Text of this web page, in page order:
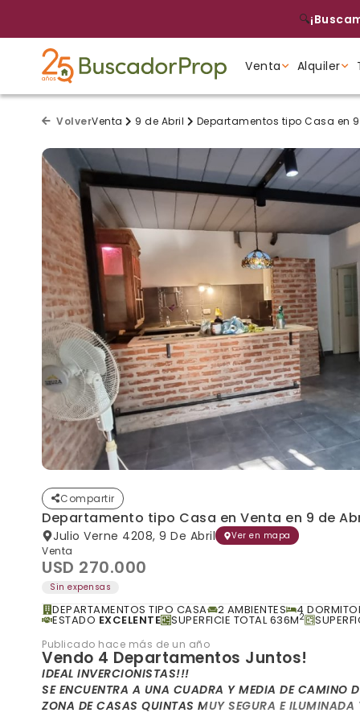
🔍
Venta
Tipo de propiedad
Alquiler
Tipo de propiedad
Tipo de propiedad
VolverVenta 9 de Abril Departamentos tipo Casa en
Compartir
Departamento tipo Casa en Venta en 9 de
Julio Verne 4208, 9 De Abril Ver en mapa
Venta
USD 270.000
Sin expensas
DEPARTAMENTOS TIPO CASA 2 AMBIENTES 4
ESTADO EXCELENTE SUPERFICIE TOTAL 636M2
Publicado hace más de un año
Vendo 4 Departamentos Juntos!
IDEAL INVERCIONISTAS!!!
SE ENCUENTRA A UNA CUADRA Y MEDIA DE CAMINO
ZONA DE CASAS QUINTAS MUY SEGURA E ILUMINADA